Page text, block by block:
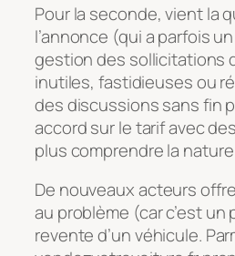
Pour la seconde, vient la
l’annonce (qui a parfois
gestion des sollicitations
inutiles, fastidieuses ou
des discussions sans fin
accord sur le tarif avec
plus comprendre la
De nouveaux acteurs
au problème (car c’est un
revente d’un véhicule.